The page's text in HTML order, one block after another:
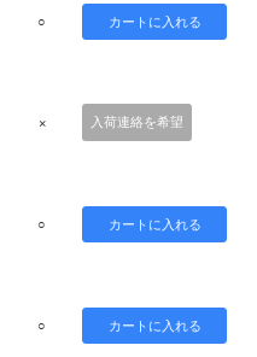
○
× 入荷連絡を希望
○
○